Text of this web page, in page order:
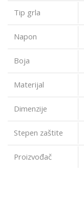
Tip grla
Napon
Boja
Materijal
Dimenzije
Stepen zaštite
Proizvođač